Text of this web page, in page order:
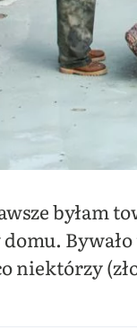
byłam
niektórzy